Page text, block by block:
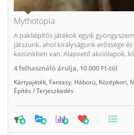
Mythotopia
A pakliépítős játékok egyik
játszunk, ahol királyságunk erőssége
kezünkben van. Alapvető akciólapok,
4felhasználó árulja, 10 000 Ft-tól
Kártyajáték Fantasy Háború Középkori
Építés / Terjeszkedés
0